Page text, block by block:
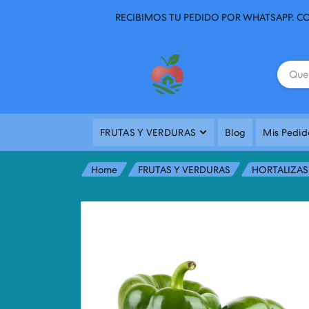
RECIBIMOS TU PEDIDO POR WHATSAPP.
FRUTAS Y VERDURAS Blog Mis
Home FRUTAS Y VERDURAS